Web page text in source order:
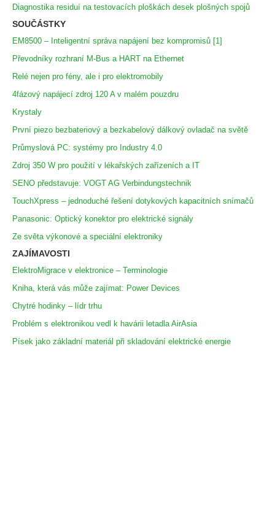
Diagnostika residuí na testovacích ploškách desek plošných spojů
SOUČÁSTKY
EM8500 – Inteligentní správa napájení bez kompromisů [1]
Převodníky rozhraní M-Bus a HART na Ethernet
Relé nejen pro fény, ale i pro elektromobily
4fázový napájecí zdroj 120 A v malém pouzdru
Krystaly
První piezo bezbateriový a bezkabelový dálkový ovladač na světě
Průmyslová PC: systémy pro Industry 4.0
Zdroj 350 W pro použití v lékařských zařízeních a IT
SENO představuje: VOGT AG Verbindungstechnik
TouchXpress – jednoduché řešení dotykových kapacitních snímačů
Panasonic: Optický konektor pro elektrické signály
Ze světa výkonové a speciální elektroniky
ZAJÍMAVOSTI
ElektroMigrace v elektronice – Terminologie
Kniha, která vás může zajímat: Power Devices
Chytré hodinky – lídr trhu
Problém s elektronikou vedl k havárii letadla AirAsia
Písek jako základní materiál při skladování elektrické energie